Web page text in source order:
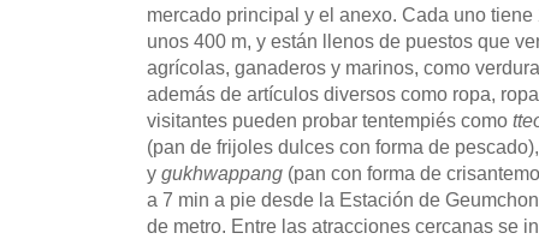
mercado principal y el anexo. Cada uno
unos 400 m, y están llenos de puestos que
agrícolas, ganaderos y marinos, como
además de artículos diversos como ropa,
visitantes pueden probar tentempiés como
(pan de frijoles dulces con forma de
y gukhwappang (pan con forma de
a 7 min a pie desde la Estación de
de metro. Entre las atracciones cercanas se